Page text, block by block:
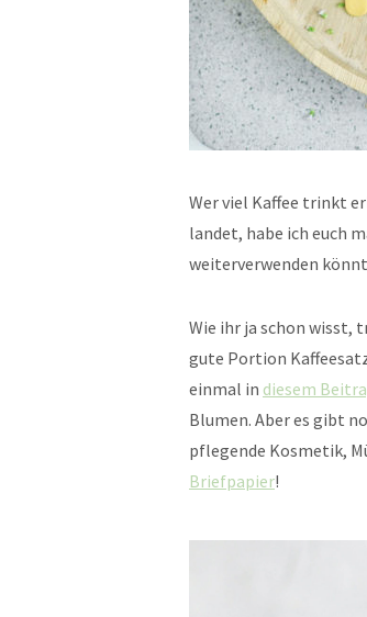
Wer viel Kaffee trinkt
landet, habe ich euch
weiterverwenden
Wie ihr ja schon wisst,
gute Portion
einmal in diesem
Blumen. Aber es gibt
pflegende Kosmetik,
Briefpapier!